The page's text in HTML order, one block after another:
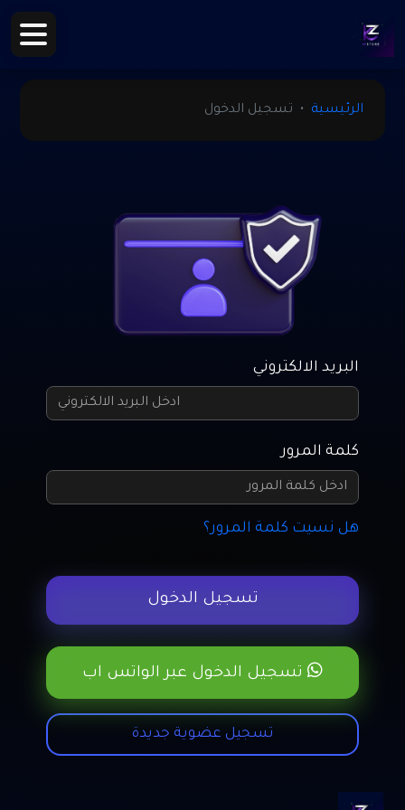
الرئيسية تسجيل الدخول
البريد الالكتروني
كلمة المرور
هل نسيت كلمة المرور؟
تسجيل الدخول
تسجيل الدخول عبر الواتس اب
تسجيل عضوية جديدة